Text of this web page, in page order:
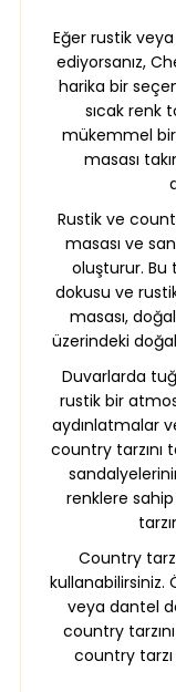
Eğer rustik
ediyorsanız,
harika bir
sıcak renk
mükemmel
masası
Rustik ve
masası ve
oluşturur. Bu
dokusu ve
masası,
üzerindeki
Duvarlarda
rustik bir
aydınlatmalar
country tarzını
renklere
Country
kullanabilirsiniz.
veya dantel
country
country